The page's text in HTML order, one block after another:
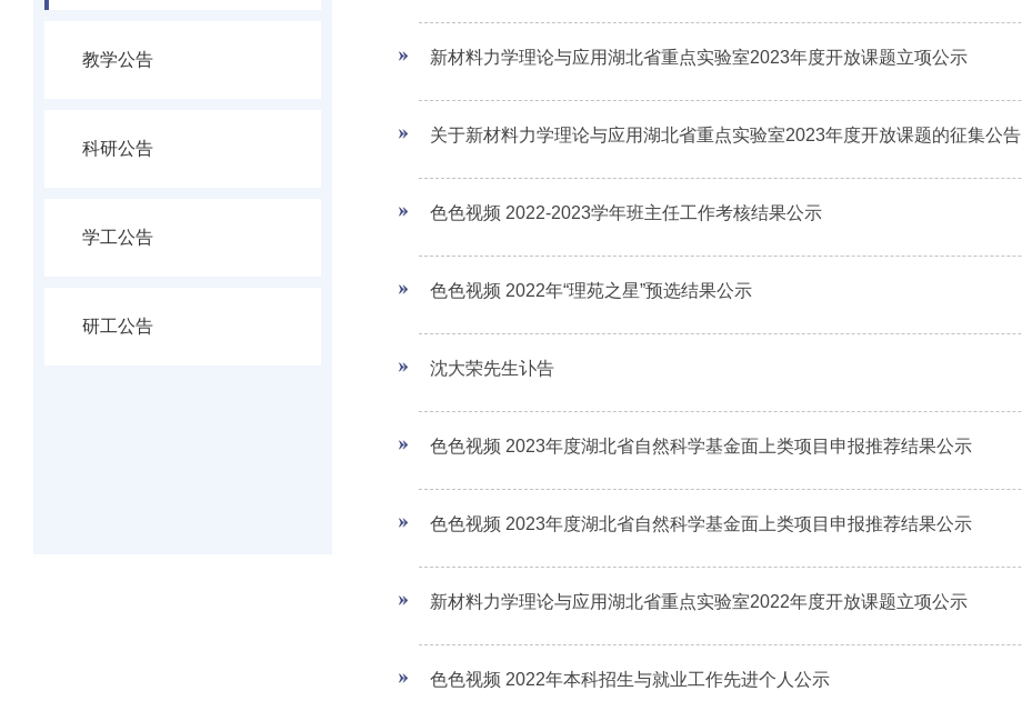
教学公告
科研公告
学工公告
研工公告
新材料力学理论与应用湖北省重点实验室2023年度开放课题立项公示
关于新材料力学理论与应用湖北省重点实验室2023年度开放课题的征集公告
色色视频 2022-2023学年班主任工作考核结果公示
色色视频 2022年“理苑之星”预选结果公示
沈大荣先生讣告
色色视频 2023年度湖北省自然科学基金面上类项目申报推荐结果公示
色色视频 2023年度湖北省自然科学基金面上类项目申报推荐结果公示
新材料力学理论与应用湖北省重点实验室2022年度开放课题立项公示
色色视频 2022年本科招生与就业工作先进个人公示